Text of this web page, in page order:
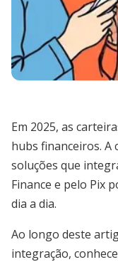
Em 2025, as
hubs financeiros.
soluções que
Finance e pelo Pix
dia a dia.
Ao longo deste
integração,